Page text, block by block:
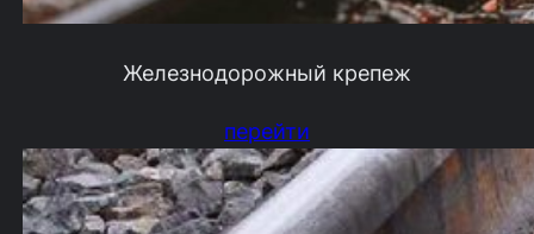
Железнодорожный крепеж
перейти